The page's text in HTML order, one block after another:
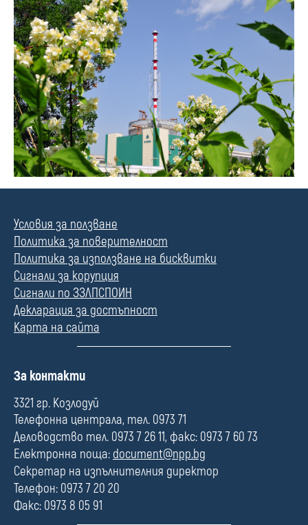
Условия за ползване
Политика за поверителност
Политика за използване на бисквитки
Сигнали за корупция
Сигнали по ЗЗЛПСПОИН
Декларация за достъпност
Карта на сайта
П
л
е
За контакти
3321 гр. Козлодуй
Телефонна централа, тел. 0973 71
Деловодство тел. 0973 7 26 11, факс: 0973 7 60 73
Електронна поща: document@npp.bg
Секретар на изпълнителния директор
Телефон: 0973 7 20 20
Факс: 0973 8 05 91